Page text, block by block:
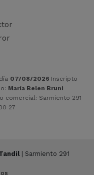
07/08/2026 Inscripto
María Belen Bruni
comercial: Sarmiento 291
27
| Sarmiento 291